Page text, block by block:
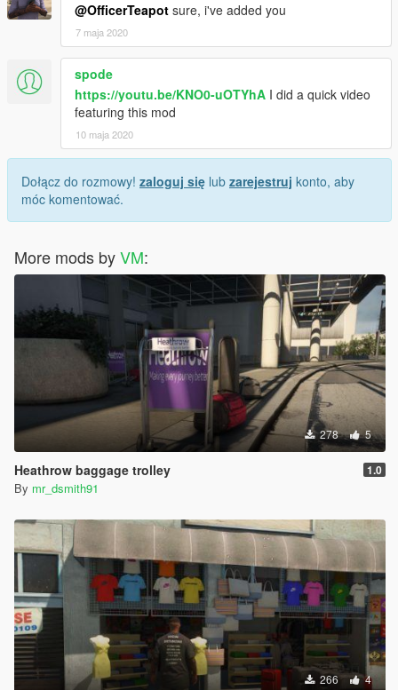
@OfficerTeapot sure, i've added you
7 maja 2020
spode
https://youtu.be/KNO0-uOTYhA I did a quick video
featuring this mod
10 maja 2020
Dołącz do rozmowy! zaloguj się lub zarejestruj konto, aby
móc komentować.
More mods byVM:
278 5
Heathrow baggage trolley 1.0
By mr_dsmith91
266 4